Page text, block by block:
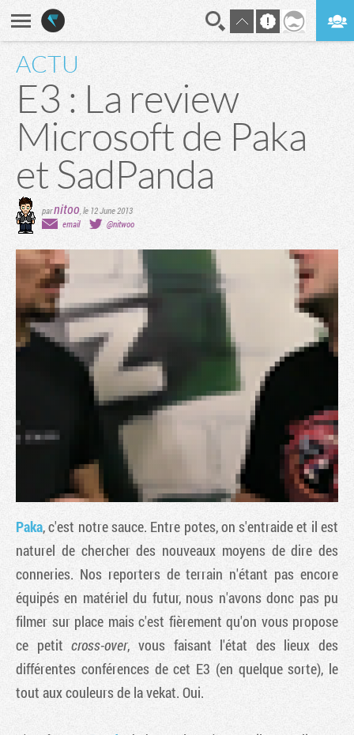
ACTU
E3 : La review
Microsoft de Paka
et SadPanda
parnitoo le 12 June 2013
email
@nitwoo
Paka, c'est notre sauce. Entre potes, on s'entraide et il est
naturel de chercher des nouveaux moyens de dire des
conneries. Nos reporters de terrain n'étant pas encore
équipés en matériel du futur, nous n'avons donc pas pu
filmer sur place mais c'est fièrement qu'on vous propose
ce petitcross-over, vous faisant l'état des lieux des
différentes conférences de cet E3 (en quelque sorte), le
tout aux couleurs de la vekat. Oui.
Tribune